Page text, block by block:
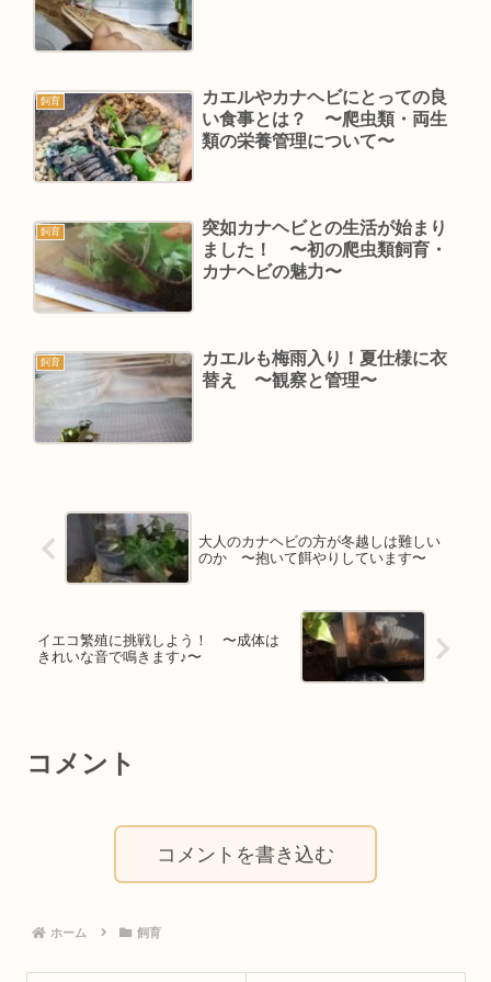
飼育
カエルやカナヘビにとっての良
い食事とは？ 〜爬虫類・両生
類の栄養管理について〜
飼育
突如カナヘビとの生活が始まり
ました！ 〜初の爬虫類飼育・
カナヘビの魅力〜
飼育
カエルも梅雨入り！夏仕様に衣
替え 〜観察と管理〜
大人のカナヘビの方が冬越しは難しい
のか 〜抱いて餌やりしています〜
イエコ繁殖に挑戦しよう！ 〜成体は
きれいな音で鳴きます♪〜
コメント
コメントを書き込む
ホーム 飼育